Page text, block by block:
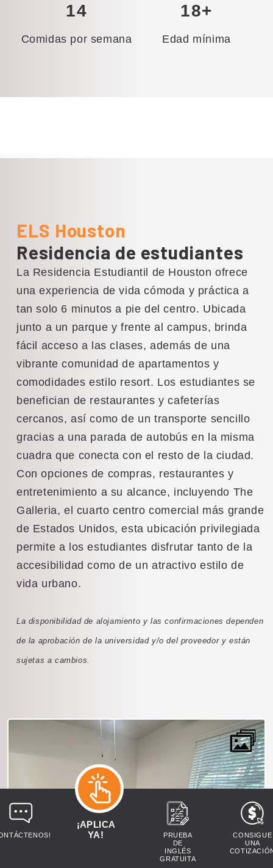
CONSIGUE
UNA
PRUEBA
DE
INGLÉS
GRATUITA
¡APLICA
YA!
14
Comidas por semana
18+
Edad mínima
ELS Houston
Residencia de estudiantes
La Residencia Estudiantil de Houston ofrece
una experiencia de vida cómoda y práctica a
tan solo 6 minutos a pie del centro. Ubicada
junto a un parque y frente al campus, brinda
fácil acceso a las clases, además de una
vibrante comunidad de apartamentos y
comodidades estilo resort. Los estudiantes se
benefician de restaurantes y cafeterías
cercanos, así como de un transporte sencillo
gracias a una parada de autobús en la misma
cuadra que conecta con el resto de la ciudad.
Con opciones de compras, restaurantes y
entretenimiento a su alcance, incluyendo The
Galleria, el cuarto centro comercial más grande
de Estados Unidos, esta ubicación privilegiada
permite a los estudiantes disfrutar tanto de la
accesibilidad como de un atractivo estilo de
vida urbano.
La disponibilidad de alojamiento y las confirmaciones dependen
de la aprobación de la universidad y/o del proveedor y están
sujetas a cambios.